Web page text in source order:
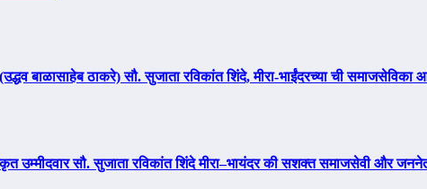
बाळासाहेब ठाकरे) सौ. सुजाता रविकांत शिंदे, मीरा-भाईंदरच्या ची समाजसेविका
उम्मीदवार सौ. सुजाता रविकांत शिंदे मीरा–भायंदर की सशक्त समाजसेवी और